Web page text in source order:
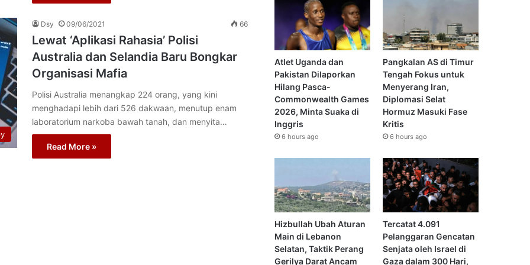
Dsy 09/06/2021 66
Lewat ‘Aplikasi Rahasia’ Polisi
Australia dan Selandia Baru Bongkar
Organisasi Mafia
Polisi Australia menangkap 224 orang, yang kini
menghadapi lebih dari 526 dakwaan, menutup enam
laboratorium narkoba bawah tanah, dan menyita…
Read More »
Atlet Uganda dan
Pakistan Dilaporkan
Hilang Pasca-
Commonwealth Games
2026, Minta Suaka di
Inggris
6 hours ago
Pangkalan AS di Timur
Tengah Fokus untuk
Menyerang Iran,
Diplomasi Selat
Hormuz Masuki Fase
Kritis
6 hours ago
Hizbullah Ubah Aturan
Main di Lebanon
Selatan, Taktik Perang
Gerilya Darat Ancam
Tercatat 4.091
Pelanggaran Gencatan
Senjata oleh Israel di
Gaza dalam 300 Hari,